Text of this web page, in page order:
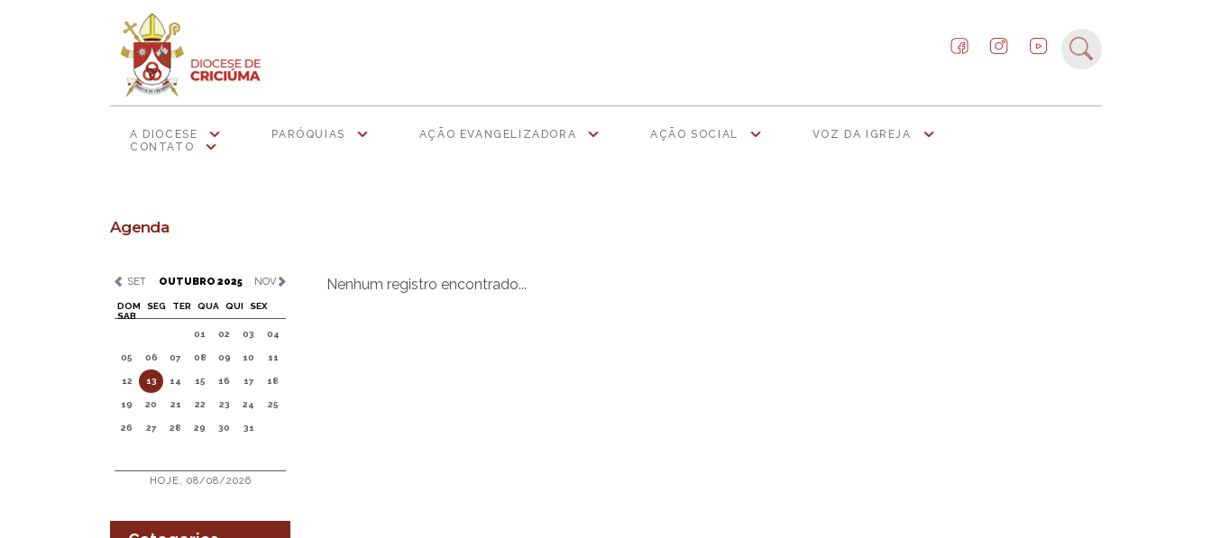
A DIOCESE PARÓQUIAS AÇÃO EVANGELIZADORA AÇÃO SOCIAL
VOZ DA IGREJA
CONTATO
Agenda
SET OUTUBRO 2025 NOV
DOM SEG TER QUA QUI
SEX
SAB
01
02 03 04
05 06 07 08 09 10 11
12 13 14 15 16 17 18
19 20 21 22 23 24 25
26 27 28 29 30 31
HOJE, 08/08/2026
Nenhum registro encontrado...